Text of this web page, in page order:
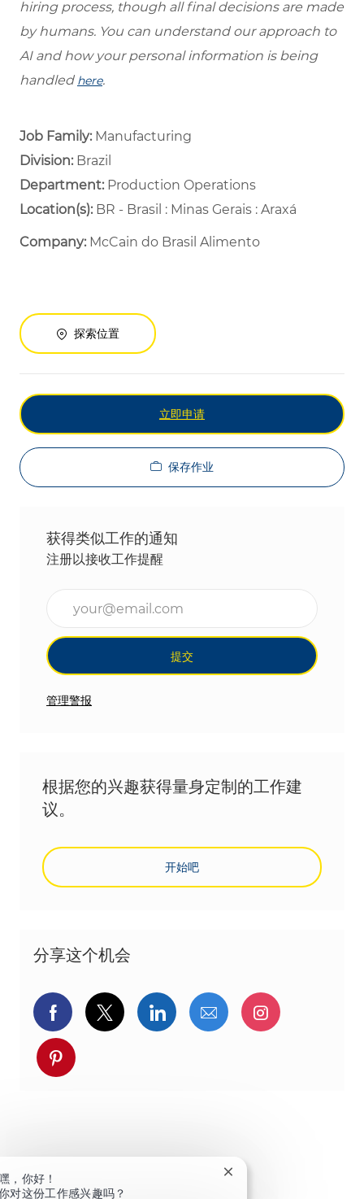
hiring process, though all final decisions are made
by humans. You can understand our approach to
AI and how your personal information is being
handled here.
Job Family: Manufacturing
Division: Brazil
Department: ​ Production Operations ​
Location(s):BR - Brasil : Minas Gerais : Araxá
Company: McCain do Brasil Alimento
探索位置
立即申请
保存作业
获得类似工作的通知
注册以接收工作提醒
提交
管理警报
根据您的兴趣获得量身定制的工作建
议。
开始吧
分享这个机会
通过Facebook分享
通过推特分享通过LinkedIn分享
通过电子邮件分享
通过
通过 pinterest 分享
，你好！
对这份工作感兴趣吗？
关闭聊天机器人通知